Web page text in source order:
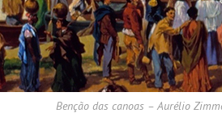
Benção das canoas – Aurélio